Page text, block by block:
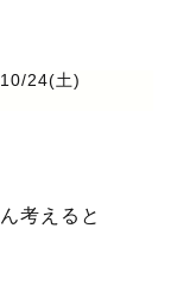
24(土)
考えると